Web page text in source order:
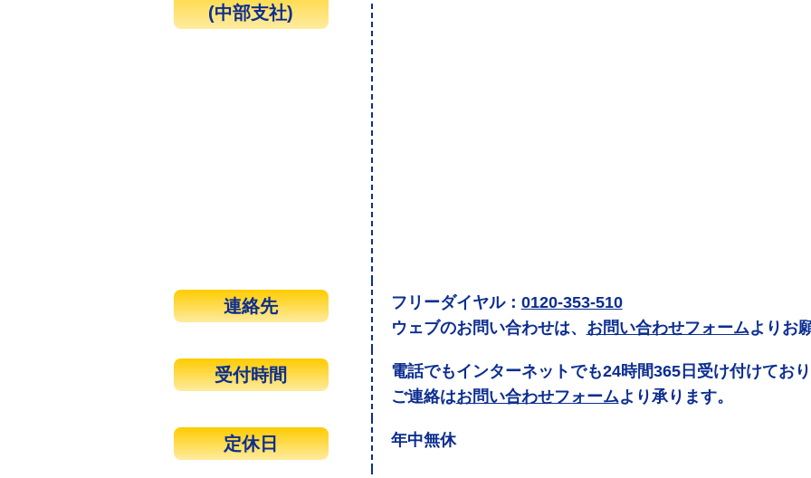
(中部支社)
連絡先 フリーダイヤル： 0120-353-510
ウェブのお問い合わせは、 お問い合わせフォームよりお
受付時間
電話でもインターネットでも24時間365日受け付けてお
ご連絡はお問い合わせフォームより承ります。
定休日 年中無休